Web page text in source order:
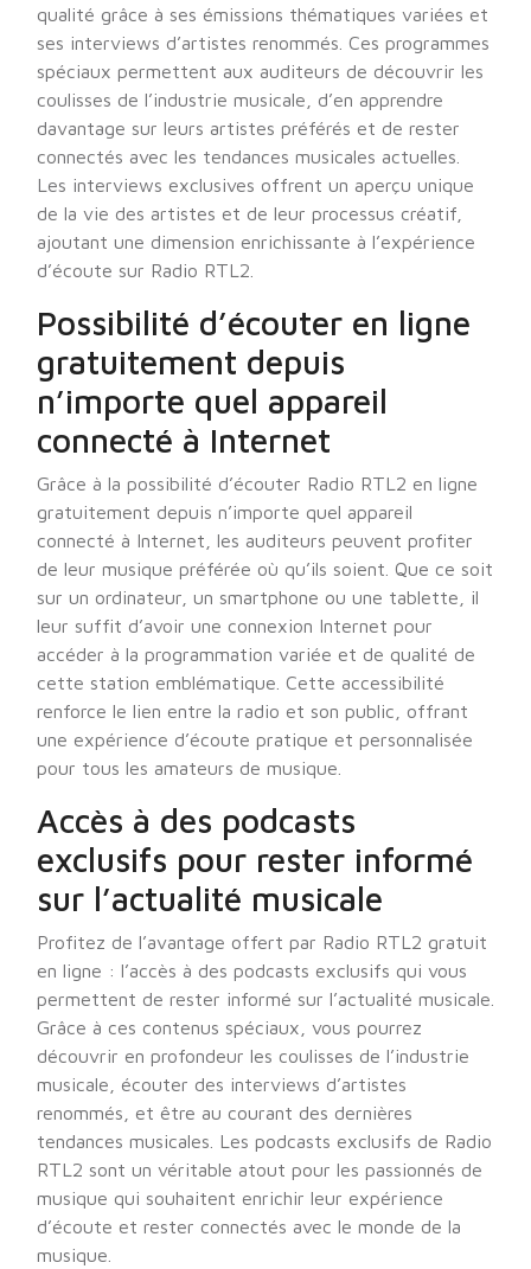
qualité grâce à ses émissions thématiques variées et
ses interviews d’artistes renommés. Ces programmes
spéciaux permettent aux auditeurs de découvrir les
coulisses de l’industrie musicale, d’en apprendre
davantage sur leurs artistes préférés et de rester
connectés avec les tendances musicales actuelles.
Les interviews exclusives offrent un aperçu unique
de la vie des artistes et de leur processus créatif,
ajoutant une dimension enrichissante à l’expérience
d’écoute sur Radio RTL2.
Possibilité d’écouter en ligne
gratuitement depuis
n’importe quel appareil
connecté à Internet
Grâce à la possibilité d’écouter Radio RTL2 en ligne
gratuitement depuis n’importe quel appareil
connecté à Internet, les auditeurs peuvent profiter
de leur musique préférée où qu’ils soient. Que ce soit
sur un ordinateur, un smartphone ou une tablette, il
leur suffit d’avoir une connexion Internet pour
accéder à la programmation variée et de qualité de
cette station emblématique. Cette accessibilité
renforce le lien entre la radio et son public, offrant
une expérience d’écoute pratique et personnalisée
pour tous les amateurs de musique.
Accès à des podcasts
exclusifs pour rester informé
sur l’actualité musicale
Profitez de l’avantage offert par Radio RTL2 gratuit
en ligne : l’accès à des podcasts exclusifs qui vous
permettent de rester informé sur l’actualité musicale.
Grâce à ces contenus spéciaux, vous pourrez
découvrir en profondeur les coulisses de l’industrie
musicale, écouter des interviews d’artistes
renommés, et être au courant des dernières
tendances musicales. Les podcasts exclusifs de Radio
RTL2 sont un véritable atout pour les passionnés de
musique qui souhaitent enrichir leur expérience
d’écoute et rester connectés avec le monde de la
musique.